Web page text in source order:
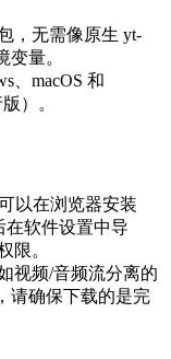
，无需像原生 yt-
变量。
、macOS 和
）。
以在浏览器安装
在软件设置中导
限。
视频/音频流分离的
请确保下载的是完